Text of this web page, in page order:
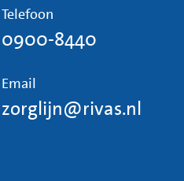
Telefoon
0900-8440
Email
zorglijn@rivas.nl